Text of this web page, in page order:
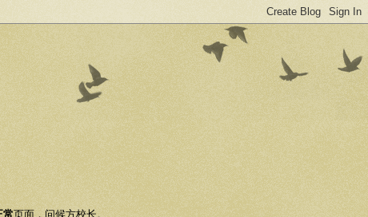
常页面，问候方校长。